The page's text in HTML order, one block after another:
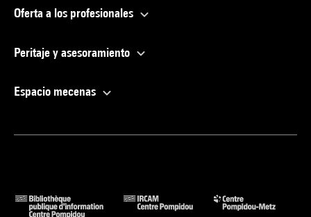
Oferta a los profesionales
Peritaje y asesoramiento
Espacio mecenas